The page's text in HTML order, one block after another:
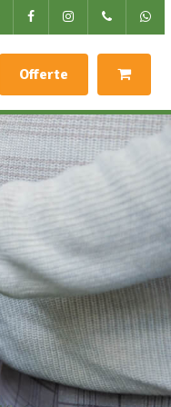
Offerte